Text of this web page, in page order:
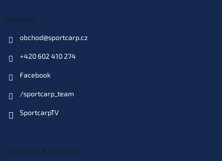
Kontakt
obchod@sportcarp.cz
+420 602 410 274
Facebook
/sportcarp_team
SportcarpTV
Informace pro vás